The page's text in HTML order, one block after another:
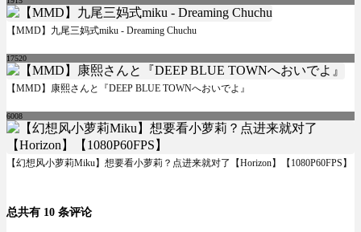
【MMD】九尾三妈式miku - Dreaming Chuchu
17520
【MMD】康熙さんと『DEEP BLUE TOWNへおいでよ』
6008
【幻想风小萝莉Miku】想要看小萝莉？点进来就对了【Horizon】【1080P60FPS】
总共有 10 条评论